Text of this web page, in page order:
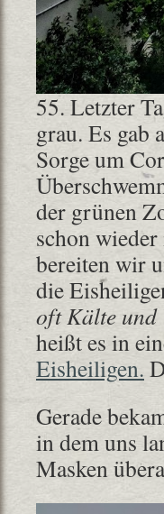
55. Letzter
grau. Es gab
Sorge um
der grünen
schon
bereiten wir
die
oft Kälte und
heißt es in
Eisheiligen.
Gerade
in dem uns
Masken